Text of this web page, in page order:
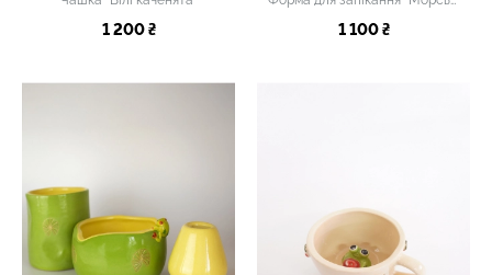
1 200 ₴ 1 100 ₴